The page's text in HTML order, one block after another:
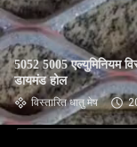
5052 5005 एल्युमिनियम
डायमंड होल
विस्तारित धातु मेष